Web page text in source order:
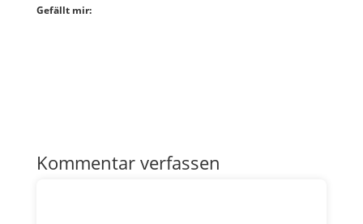
Gefällt mir:
Kommentar verfassen